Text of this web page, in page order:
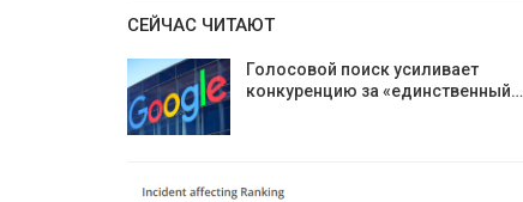
СЕЙЧАС ЧИТАЮТ
Голосовой поиск усиливает
конкуренцию за «единственный…